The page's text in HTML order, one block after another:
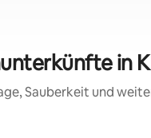
in
Sauberkeit und